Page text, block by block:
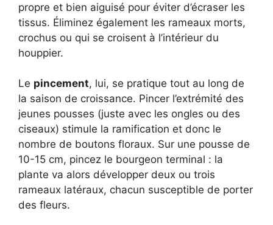
propre et bien aiguisé pour éviter d’écraser les
tissus. Éliminez également les rameaux morts,
crochus ou qui se croisent à l’intérieur du
houppier.
Le pincement, lui, se pratique tout au long de
la saison de croissance. Pincer l’extrémité des
jeunes pousses (juste avec les ongles ou des
ciseaux) stimule la ramification et donc le
nombre de boutons floraux. Sur une pousse de
10-15 cm, pincez le bourgeon terminal : la
plante va alors développer deux ou trois
rameaux latéraux, chacun susceptible de porter
des fleurs.